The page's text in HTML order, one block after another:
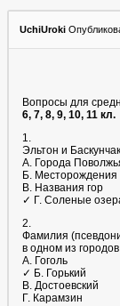
UchiUroki
Вопросы для
6, 7, 8, 9, 10, 11 кл.
1.
Эльтон и
А. Города
Б. Месторождения
В. Названия гор
✓ Г. Соленые
2.
Фамилия
в одном из
А. Гоголь
✓ Б. Горький
В. Достоевский
Г. Карамзин